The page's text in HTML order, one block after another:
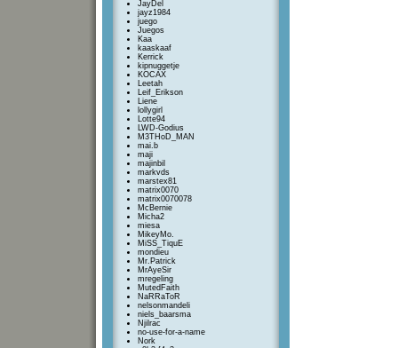
JayDel
jayz1984
juego
Juegos
Kaa
kaaskaaf
Kerrick
kipnuggetje
KOCAX
Leetah
Leif_Erikson
Liene
lollygirl
Lotte94
LWD-Godius
M3THoD_MAN
mai.b
maji
majinbil
markvds
marstex81
matrix0070
matrix0070078
McBernie
Micha2
miesa
MikeyMo.
MiSS_TiquE
mondieu
Mr.Patrick
MrAyeSir
mregeling
MutedFaith
NaRRaToR
nelsonmandeli
niels_baarsma
Njilrac
no-use-for-a-name
Nork